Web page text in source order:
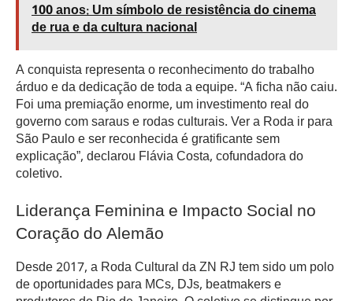
100 anos: Um símbolo de resistência do cinema
de rua e da cultura nacional
A conquista representa o reconhecimento do trabalho
árduo e da dedicação de toda a equipe. “A ficha não caiu.
Foi uma premiação enorme, um investimento real do
governo com saraus e rodas culturais. Ver a Roda ir para
São Paulo e ser reconhecida é gratificante sem
explicação”, declarou Flávia Costa, cofundadora do
coletivo.
Liderança Feminina e Impacto Social no
Coração do Alemão
Desde 2017, a Roda Cultural da ZN RJ tem sido um polo
de oportunidades para MCs, DJs, beatmakers e